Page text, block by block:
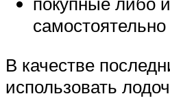
В качестве
использовать